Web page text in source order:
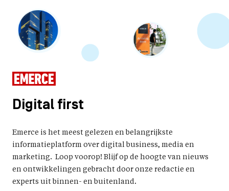
Digital first
Emerce is het meest gelezen en belangrijkste
informatieplatform over digital business, media en
marketing. Loop voorop! Blijf op de hoogte van nieuws
en ontwikkelingen gebracht door onze redactie en
experts uit binnen- en buitenland.